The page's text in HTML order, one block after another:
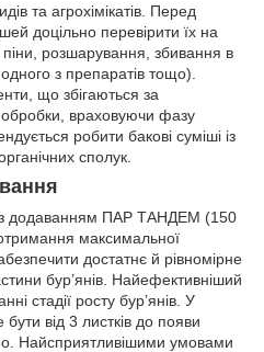
та агрохімікатів. Перед
доцільно перевірити їх на
піни, розшарування, збивання в
з препаратів тощо).
що збігаються за
враховуючи фазу
робити бакові суміші із
сполук.
з додаванням ПАР ТАНДЕМ (150
максимальної
достатнє й рівномірне
бур’янів. Найефективніший
стадії росту бур’янів. У
від 3 листків до появи
Найсприятливішими умовами